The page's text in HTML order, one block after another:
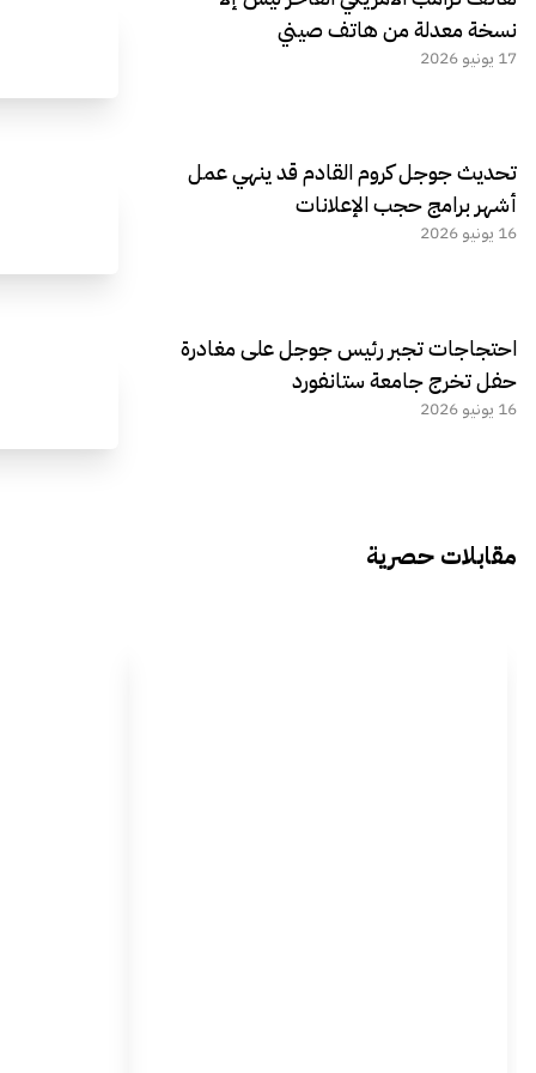
نسخة معدلة من هاتف صيني
17 يونيو 2026
تحديث جوجل كروم القادم قد ينهي عمل
أشهر برامج حجب الإعلانات
16 يونيو 2026
احتجاجات تجبر رئيس جوجل على مغادرة
حفل تخرج جامعة ستانفورد
16 يونيو 2026
مقابلات حصرية